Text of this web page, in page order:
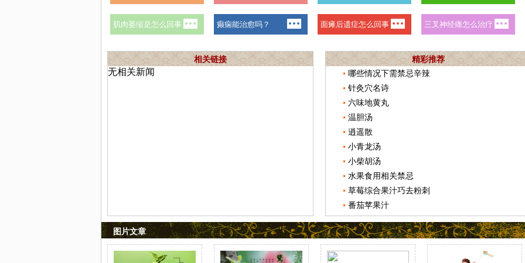
相关链接
无相关新闻
精彩推荐
哪些情况下需禁忌辛辣
针灸穴名诗
六味地黄丸
温胆汤
逍遥散
小青龙汤
小柴胡汤
水果食用相关禁忌
草莓综合果汁巧去粉刺
番茄苹果汁
图片文章